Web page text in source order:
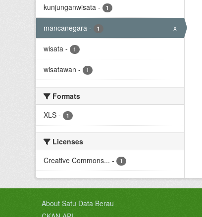
kunjunganwisata - 1
mancanegara - 1 x
wisata - 1
wisatawan - 1
Formats
XLS - 1
Licenses
Creative Commons... - 1
About Satu Data Berau